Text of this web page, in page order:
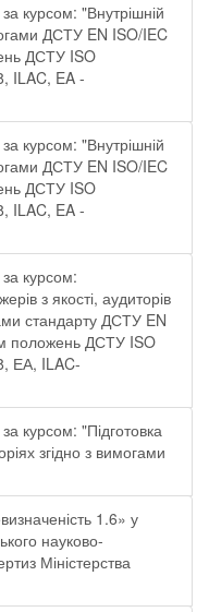
курсом: "Внутрішній
ДСТУ EN ISO/IEC
ДСТУ ISO
ILAC, EA -
курсом: "Внутрішній
ДСТУ EN ISO/IEC
ДСТУ ISO
ILAC, EA -
курсом:
з якості, аудиторів
стандарту ДСТУ EN
положень ДСТУ ISO
ЕА, ILAC-
курсом: "Підготовка
згідно з вимогами
1.6» у
науково-
Міністерства